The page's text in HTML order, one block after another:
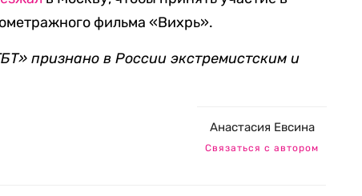
фильма «Вихрь».
признано в России экстремистским и
Анастасия Евсина
Связаться с автором